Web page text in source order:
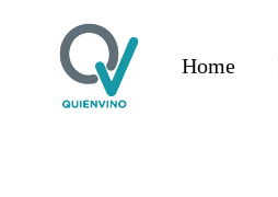
Home